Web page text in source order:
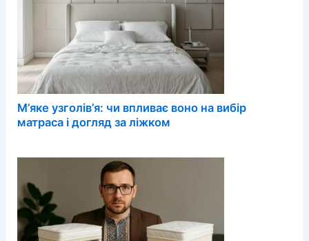
М’яке узголів’я: чи впливає воно на вибір
матраса і догляд за ліжком